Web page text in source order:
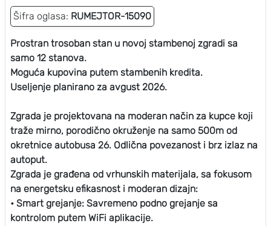
Šifra oglasa: RUMEJTOR-15090
Prostran trosoban stan u novoj stambenoj zgradi sa
samo 12 stanova.
Moguća kupovina putem stambenih kredita.
Useljenje planirano za avgust 2026.
Zgrada je projektovana na moderan način za kupce koji
traže mirno, porodično okruženje na samo 500m od
okretnice autobusa 26. Odlična povezanost i brz izlaz na
autoput.
Zgrada je građena od vrhunskih materijala, sa fokusom
na energetsku efikasnost i moderan dizajn:
• Smart grejanje: Savremeno podno grejanje sa
kontrolom putem WiFi aplikacije.